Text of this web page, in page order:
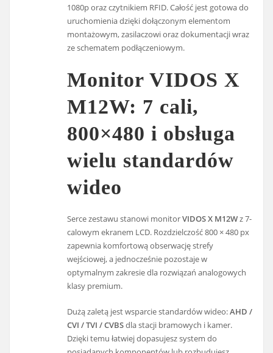
1080p oraz czytnikiem RFID. Całość jest gotowa do
uruchomienia dzięki dołączonym elementom
montażowym, zasilaczowi oraz dokumentacji wraz
ze schematem podłączeniowym.
Monitor VIDOS X
M12W: 7 cali,
800×480 i obsługa
wielu standardów
wideo
Serce zestawu stanowi monitorVIDOS X M12Wz 7-
calowym ekranem LCD. Rozdzielczość 800 × 480 px
zapewnia komfortową obserwację strefy
wejściowej, a jednocześnie pozostaje w
optymalnym zakresie dla rozwiązań analogowych
klasy premium.
Dużą zaletą jest wsparcie standardów wideo:AHD /
CVI / TVI / CVBSdla stacji bramowych i kamer.
Dzięki temu łatwiej dopasujesz system do